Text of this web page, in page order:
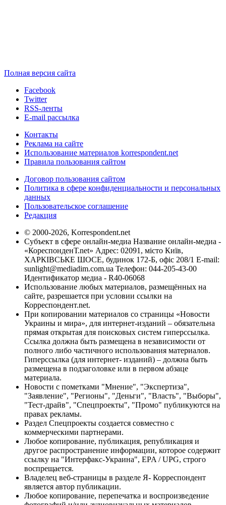
Полная версия сайта
Facebook
Twitter
RSS-ленты
E-mail рассылка
Контакты
Реклама на сайте
Использование материалов korrespondent.net
Правила пользования сайтом
Договор пользования сайтом
Политика в сфере конфиденциальности и персональных
данных
Пользовательское соглашение
Редакция
© 2000-2026, Korrespondent.net
Субъект в сфере онлайн-медиа Название онлайн-медиа -
«КореспонденТ.net» Адрес: 02091, місто Київ,
ХАРКІВСЬКЕ ШОСЕ, будинок 172-Б, офіс 208/1 E-mail:
sunlight@mediadim.com.ua Телефон: 044-205-43-00
Идентификатор медиа - R40-06068
Использование любых материалов, размещённых на
сайте, разрешается при условии ссылки на
Корреспондент.net.
При копировании материалов со страницы «Новости
Украины и мира», для интернет-изданий – обязательна
прямая открытая для поисковых систем гиперссылка.
Ссылка должна быть размещена в независимости от
полного либо частичного использования материалов.
Гиперссылка (для интернет- изданий) – должна быть
размещена в подзаголовке или в первом абзаце
материала.
Новости с пометками "Мнение", "Экспертиза",
"Заявление", "Регионы", "Деньги", "Власть", "Выборы",
"Тест-драйв", "Спецпроекты", "Промо" публикуются на
правах рекламы.
Раздел Спецпроекты создается совместно с
коммерческими партнерами.
Любое копирование, публикация, републикация и
другое распространение информации, которое содержит
ссылку на "Интерфакс-Украина", EPA / UPG, строго
воспрещается.
Владелец веб-страницы в разделе Я- Корреспондент
является автор публикации.
Любое копирование, перепечатка и воспроизведение